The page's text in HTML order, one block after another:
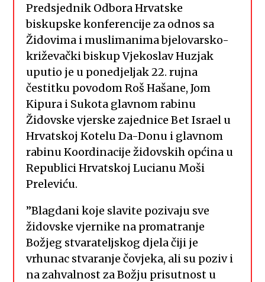
Predsjednik Odbora Hrvatske
biskupske konferencije za odnos sa
Židovima i muslimanima bjelovarsko-
križevački biskup Vjekoslav Huzjak
uputio je u ponedjeljak 22. rujna
čestitku povodom Roš Hašane, Jom
Kipura i Sukota glavnom rabinu
Židovske vjerske zajednice Bet Israel u
Hrvatskoj Kotelu Da-Donu i glavnom
rabinu Koordinacije židovskih općina u
Republici Hrvatskoj Lucianu Moši
Preleviću.
”Blagdani koje slavite pozivaju sve
židovske vjernike na promatranje
Božjeg stvarateljskog djela čiji je
vrhunac stvaranje čovjeka, ali su poziv i
na zahvalnost za Božju prisutnost u